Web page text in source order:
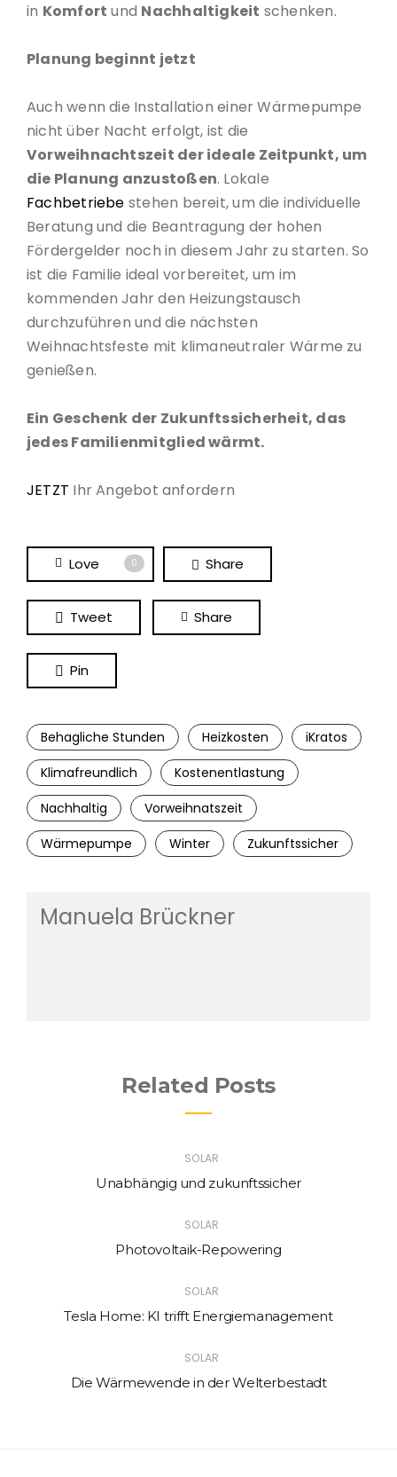
in Komfort und Nachhaltigkeit schenken.
Planung beginnt jetzt
Auch wenn die Installation einer Wärmepumpe
nicht über Nacht erfolgt, ist die
Vorweihnachtszeit der ideale Zeitpunkt, um
die Planung anzustoßen. Lokale
Fachbetriebe stehen bereit, um die individuelle
Beratung und die Beantragung der hohen
Fördergelder noch in diesem Jahr zu starten. So
ist die Familie ideal vorbereitet, um im
kommenden Jahr den Heizungstausch
durchzuführen und die nächsten
Weihnachtsfeste mit klimaneutraler Wärme zu
genießen.
Ein Geschenk der Zukunftssicherheit, das
jedes Familienmitglied wärmt.
JETZT Ihr Angebot anfordern
Love 0 Share
Tweet Share
Pin
Behagliche Stunden Heizkosten
iKratos
Klimafreundlich
Kostenentlastung
Nachhaltig
Vorweihnatszeit
Wärmepumpe
Winter Zukunftssicher
Manuela Brückner
Related Posts
SOLAR
Unabhängig und zukunftssicher
SOLAR
Photovoltaik-Repowering
SOLAR
Tesla Home: KI trifft Energiemanagement
SOLAR
Die Wärmewende in der Welterbestadt